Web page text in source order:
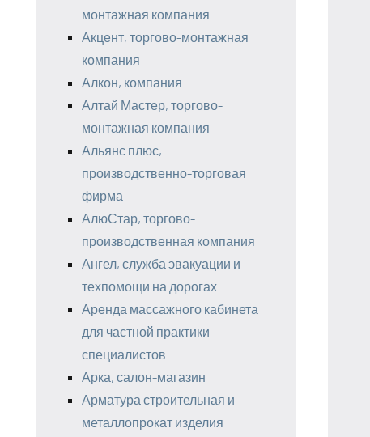
монтажная компания
Акцент, торгово-монтажная
компания
Алкон, компания
Алтай Мастер, торгово-
монтажная компания
Альянс плюс,
производственно-торговая
фирма
АлюСтар, торгово-
производственная компания
Ангел, служба эвакуации и
техпомощи на дорогах
Аренда массажного кабинета
для частной практики
специалистов
Арка, салон-магазин
Арматура строительная и
металлопрокат изделия